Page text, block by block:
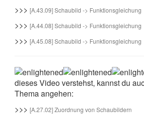
>>> [A.43.09] Schaubild -> Funktionsgleichung
>>> [A.44.08] Schaubild -> Funktionsgleichung
>>> [A.45.08] Schaubild -> Funktionsgleichung
dieses Video verstehst, kannst du
Thema angehen:
>>> [A.27.02] Zuordnung von Schaubildern